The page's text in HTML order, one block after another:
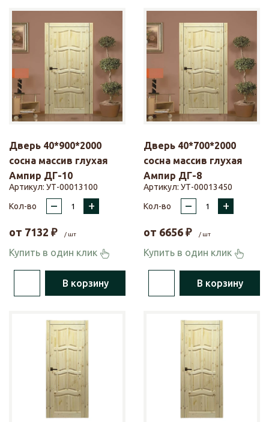
Дверь 40*900*2000
сосна массив глухая
Ампир ДГ-10
Артикул: УТ-00013100
Кол-во
– +
от 7132 ₽ / шт
Купить в один клик
В корзину
Дверь 40*700*2000
сосна массив глухая
Ампир ДГ-8
Артикул: УТ-00013450
Кол-во
– +
от 6656 ₽ / шт
Купить в один клик
В корзину